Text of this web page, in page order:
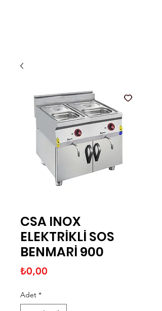
CSA INOX
ELEKTRİKLİ SOS
BENMARİ 900
₺0,00
Adet *